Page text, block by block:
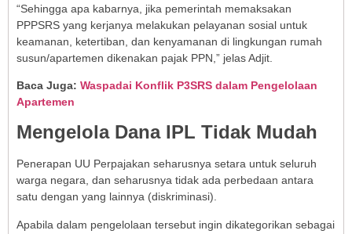
“Sehingga apa kabarnya, jika pemerintah memaksakan
PPPSRS yang kerjanya melakukan pelayanan sosial untuk
keamanan, ketertiban, dan kenyamanan di lingkungan rumah
susun/apartemen dikenakan pajak PPN,” jelas Adjit.
Baca Juga: Waspadai Konflik P3SRS dalam Pengelolaan
Apartemen
Mengelola Dana IPL Tidak Mudah
Penerapan UU Perpajakan seharusnya setara untuk seluruh
warga negara, dan seharusnya tidak ada perbedaan antara
satu dengan yang lainnya (diskriminasi).
Apabila dalam pengelolaan tersebut ingin dikategorikan sebagai